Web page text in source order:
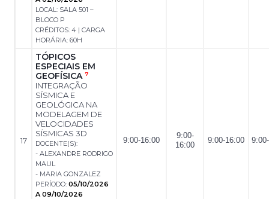
LOCAL: SALA 501 –
BLOCO P
CRÉDITOS: 4 | CARGA
HORÁRIA: 60H
17
TÓPICOS
ESPECIAIS EM
GEOFÍSICA 7
INTEGRAÇÃO
SÍSMICA E
GEOLÓGICA NA
MODELAGEM DE
VELOCIDADES
SÍSMICAS 3D
DOCENTE(S):
- ALEXANDRE RODRIGO
MAUL
- MARIA GONZALEZ
PERÍODO: 05/10/2026
A 09/10/2026
9:00-16:00
9:00-
16:00
9:00-16:00